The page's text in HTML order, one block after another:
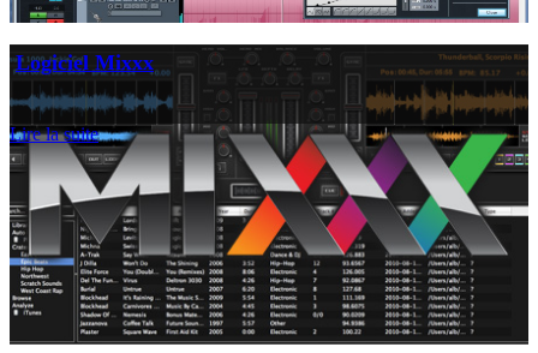
Logiciel Mixxx
Lire la suite